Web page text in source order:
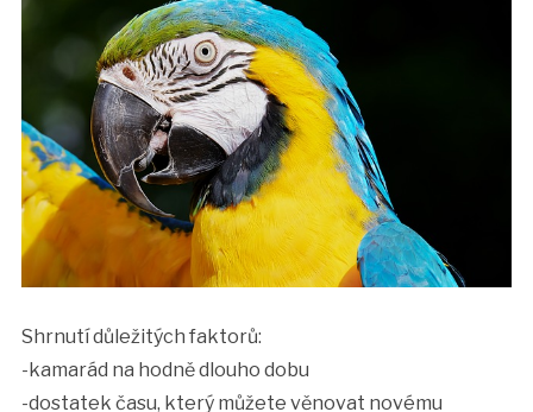
Shrnutí důležitých faktorů:
-kamarád na hodně dlouho dobu
-dostatek času, který můžete věnovat novému